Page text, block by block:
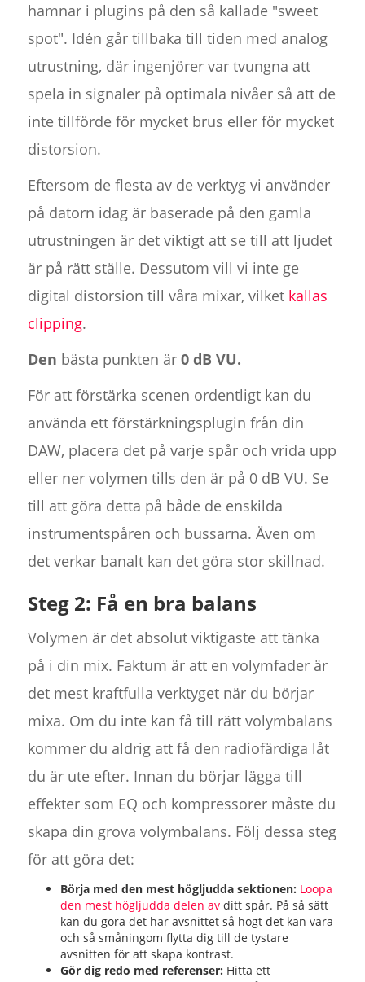
hamnar i plugins på den så kallade "sweet
spot". Idén går tillbaka till tiden med analog
utrustning, där ingenjörer var tvungna att
spela in signaler på optimala nivåer så att de
inte tillförde för mycket brus eller för mycket
distorsion.
Eftersom de flesta av de verktyg vi använder
på datorn idag är baserade på den gamla
utrustningen är det viktigt att se till att ljudet
är på rätt ställe. Dessutom vill vi inte ge
digital distorsion till våra mixar, vilket kallas
clipping.
Den bästa punkten är 0 dB VU.
För att förstärka scenen ordentligt kan du
använda ett förstärkningsplugin från din
DAW, placera det på varje spår och vrida upp
eller ner volymen tills den är på 0 dB VU. Se
till att göra detta på både de enskilda
instrumentspåren och bussarna. Även om
det verkar banalt kan det göra stor skillnad.
Steg 2: Få en bra balans
Volymen är det absolut viktigaste att tänka
på i din mix. Faktum är att en volymfader är
det mest kraftfulla verktyget när du börjar
mixa. Om du inte kan få till rätt volymbalans
kommer du aldrig att få den radiofärdiga låt
du är ute efter. Innan du börjar lägga till
effekter som EQ och kompressorer måste du
skapa din grova volymbalans. Följ dessa steg
för att göra det:
Börja med den mest högljudda sektionen: Loopa
den mest högljudda delen avditt spår. På så sätt
kan du göra det här avsnittet så högt det kan vara
och så småningom flytta dig till de tystare
avsnitten för att skapa kontrast.
Gör dig redo med referenser: Hitta ett